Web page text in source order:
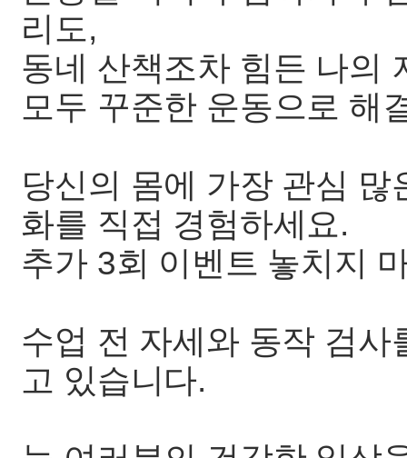
리도,
동네 산책조차 힘든 나의
모두 꾸준한 운동으로 해
당신의 몸에 가장 관심
화를 직접 경험하세요.
추가 3회 이벤트 놓치지
수업 전 자세와 동작 검
고 있습니다.